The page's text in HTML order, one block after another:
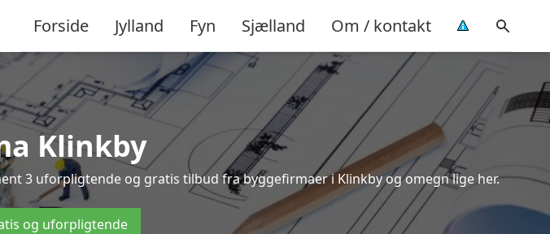
Forside Jylland Fyn Sjælland Om / kontakt
Klinkby
3 uforpligtende og gratis tilbud fra byggefirmaer i Klinkby og omegn lige her.
og uforpligtende